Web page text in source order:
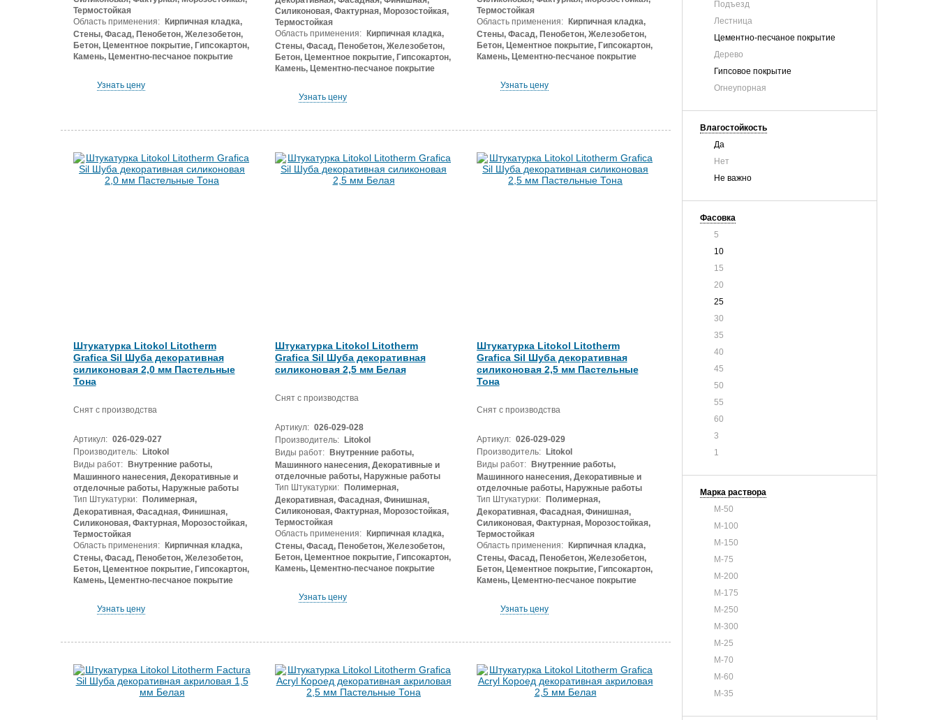
Подъезд
Лестница
Цементно-песчаное покрытие
Дерево
Гипсовое покрытие
Огнеупорная
Влагостойкость
Да
Нет
Не важно
Фасовка
5
10
15
20
25
30
35
40
45
50
55
60
3
1
Марка раствора
М-50
М-100
М-150
М-75
М-200
М-175
М-250
М-300
М-25
М-70
М-60
М-35
Термостойкая
Область применения:
Кирпичная кладка,
Стены, Фасад, Пенобетон, Железобетон,
Бетон, Цементное покрытие, Гипсокартон,
Камень, Цементно-песчаное покрытие
Узнать цену
Силиконовая, Фактурная, Морозостойкая,
Термостойкая
Область применения:
Кирпичная кладка,
Стены, Фасад, Пенобетон, Железобетон,
Бетон, Цементное покрытие, Гипсокартон,
Камень, Цементно-песчаное покрытие
Узнать цену
Термостойкая
Область применения:
Кирпичная кладка,
Стены, Фасад, Пенобетон, Железобетон,
Бетон, Цементное покрытие, Гипсокартон,
Камень, Цементно-песчаное покрытие
Узнать цену
Штукатурка Litokol Litotherm
Grafica Sil Шуба декоративная
силиконовая 2,0 мм Пастельные
Тона
Снят с производства
Артикул: 026-029-027
Производитель:
Litokol
Виды работ:
Внутренние работы,
Машинного нанесения, Декоративные и
отделочные работы, Наружные работы
Тип Штукатурки:
Полимерная,
Декоративная, Фасадная, Финишная,
Силиконовая, Фактурная, Морозостойкая,
Термостойкая
Область применения:
Кирпичная кладка,
Стены, Фасад, Пенобетон, Железобетон,
Бетон, Цементное покрытие, Гипсокартон,
Камень, Цементно-песчаное покрытие
Узнать цену
Штукатурка Litokol Litotherm
Grafica Sil Шуба декоративная
силиконовая 2,5 мм Белая
Снят с производства
Артикул: 026-029-028
Производитель:
Litokol
Виды работ:
Внутренние работы,
Машинного нанесения, Декоративные и
отделочные работы, Наружные работы
Тип Штукатурки:
Полимерная,
Декоративная, Фасадная, Финишная,
Силиконовая, Фактурная, Морозостойкая,
Термостойкая
Область применения:
Кирпичная кладка,
Стены, Фасад, Пенобетон, Железобетон,
Бетон, Цементное покрытие, Гипсокартон,
Камень, Цементно-песчаное покрытие
Узнать цену
Штукатурка Litokol Litotherm
Grafica Sil Шуба декоративная
силиконовая 2,5 мм Пастельные
Тона
Снят с производства
Артикул: 026-029-029
Производитель:
Litokol
Виды работ:
Внутренние работы,
Машинного нанесения, Декоративные и
отделочные работы, Наружные работы
Тип Штукатурки:
Полимерная,
Декоративная, Фасадная, Финишная,
Силиконовая, Фактурная, Морозостойкая,
Термостойкая
Область применения:
Кирпичная кладка,
Стены, Фасад, Пенобетон, Железобетон,
Бетон, Цементное покрытие, Гипсокартон,
Камень, Цементно-песчаное покрытие
Узнать цену